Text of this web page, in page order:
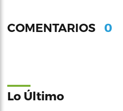
COMENTARIOS 0
Lo Último